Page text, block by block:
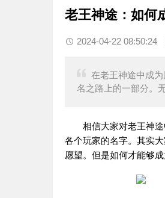
老王神途：如何
2024-04-22 08:50:24
在老王神途中成
名之路上的一部分。
相信大家对老王神途
各个玩家的名字。其实
愿望。但是如何才能够